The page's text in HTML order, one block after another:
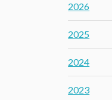
2026
2025
2024
2023